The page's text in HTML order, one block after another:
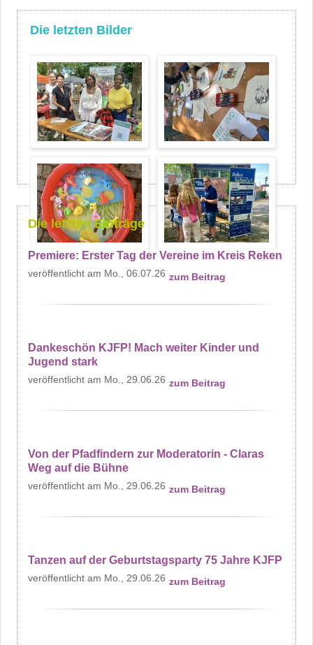
Die letzten Bilder
Die letzten Einträge
Premiere: Erster Tag der Vereine im Kreis Reken
Mo., 06.07.26 zum Beitrag
Dankeschön KJFP! Mach weiter Kinder und
Jugend stark
Mo., 29.06.26 zum Beitrag
Von der Pfadfindern zur Moderatorin - Claras
Weg auf die Bühne
Mo., 29.06.26 zum Beitrag
Tanzen auf der Geburtstagsparty 75 Jahre KJFP
Mo., 29.06.26 zum Beitrag